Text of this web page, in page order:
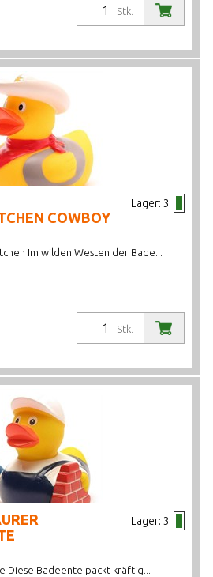
Stk.
Lager: 3
COWBOY
Im wilden Westen der Bade...
Stk.
Lager: 3
Diese Badeente packt kräftig...